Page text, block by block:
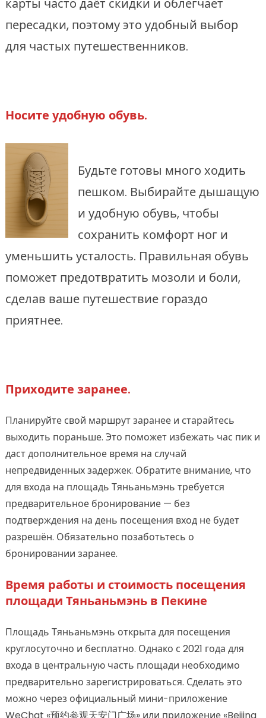
карты часто даёт скидки и облегчает
пересадки, поэтому это удобный выбор
для частых путешественников.
Носите удобную обувь.
Будьте готовы много ходить
пешком. Выбирайте дышащую
и удобную обувь, чтобы
сохранить комфорт ног и
уменьшить усталость. Правильная обувь
поможет предотвратить мозоли и боли,
сделав ваше путешествие гораздо
приятнее.
Приходите заранее.
Планируйте свой маршрут заранее и старайтесь
выходить пораньше. Это поможет избежать час пик и
даст дополнительное время на случай
непредвиденных задержек. Обратите внимание, что
для входа на площадь Тяньаньмэнь требуется
предварительное бронирование — без
подтверждения на день посещения вход не будет
разрешён. Обязательно позаботьтесь о
бронировании заранее.
Время работы и стоимость посещения
площади Тяньаньмэнь в Пекине
Площадь Тяньаньмэнь открыта для посещения
круглосуточно и бесплатно. Однако с 2021 года для
входа в центральную часть площади необходимо
предварительно зарегистрироваться. Сделать это
можно через официальный мини-приложение